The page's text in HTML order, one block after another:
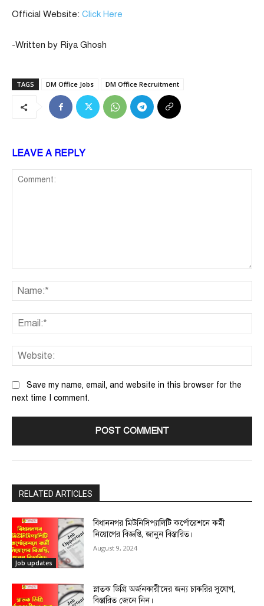
Official Website: Click Here
-Written by Riya Ghosh
TAGS DM Office Jobs DM Office Recruitment
LEAVE A REPLY
Save my name, email, and website in this browser for the
next time I comment.
RELATED ARTICLES
Job updates
বিধাননগর মিউনিসিপ্যালিটি কর্পোরেশনে কর্মী
নিয়োগের বিজ্ঞপ্তি, জানুন বিস্তারিত।
August 9, 2024
স্নাতক ডিগ্রি অর্জনকারীদের জন্য চাকরির সুযোগ,
বিস্তারিত জেনে নিন।